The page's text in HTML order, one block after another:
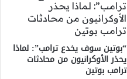
“بوتين سوف يخدع ترامب”: لماذا
يحذر الأوكرانيون من محادثات
ترامب بوتين